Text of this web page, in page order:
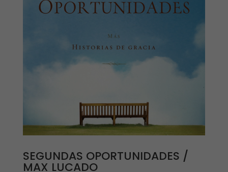
SEGUNDAS OPORTUNIDADES /
MAX LUCADO